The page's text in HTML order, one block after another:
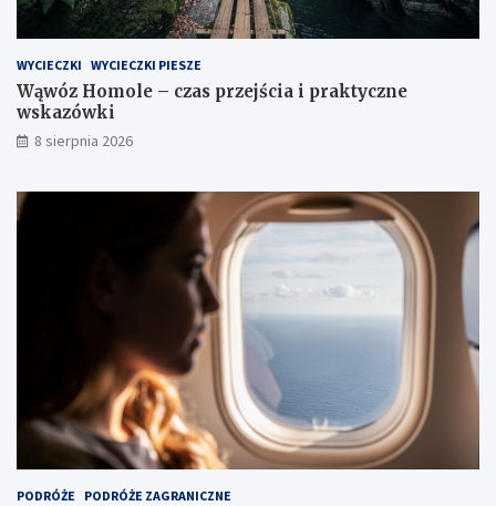
WYCIECZKI WYCIECZKI PIESZE
Wąwóz Homole – czas przejścia i praktyczne
wskazówki
8 sierpnia 2026
PODRÓŻE PODRÓŻE ZAGRANICZNE